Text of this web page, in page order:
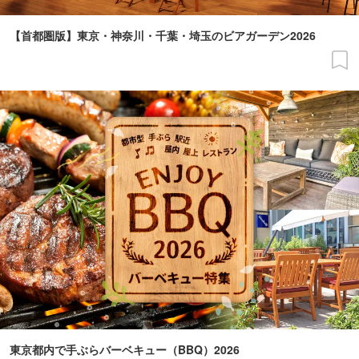
【首都圏版】東京・神奈川・千葉・埼玉のビアガーデン2026
東京都内で手ぶらバーベキュー（BBQ）2026